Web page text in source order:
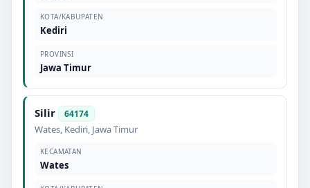
KOTA/KABUPATEN
Kediri
PROVINSI
Jawa Timur
Silir 64174
Wates, Kediri, Jawa Timur
KECAMATAN
Wates